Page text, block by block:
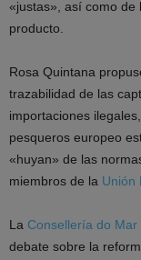
«justas», así como de
producto.
Rosa Quintana
trazabilidad de las
importaciones
pesqueros europeo
«huyan» de las
miembros de la Unión
La Consellería do Mar
debate sobre la